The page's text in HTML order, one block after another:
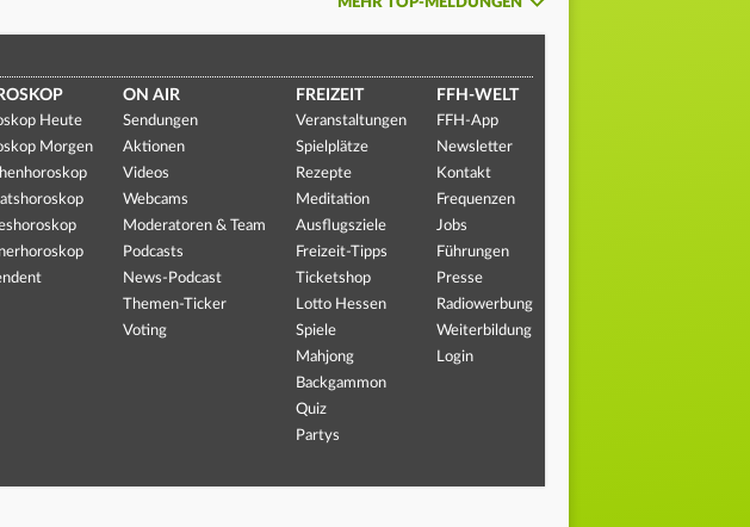
MEHR TOP-MELDUNGEN
Heute
Morgen
ON AIR
Sendungen
Aktionen
Videos
Webcams
Moderatoren & Team
Podcasts
News-Podcast
Themen-Ticker
Voting
FREIZEIT
Veranstaltungen
Spielplätze
Rezepte
Meditation
Ausflugsziele
Freizeit-Tipps
Ticketshop
Lotto Hessen
Spiele
Mahjong
Backgammon
Quiz
Partys
FFH-WELT
FFH-App
Newsletter
Kontakt
Frequenzen
Jobs
Führungen
Presse
Radiowerbung
Weiterbildung
Login